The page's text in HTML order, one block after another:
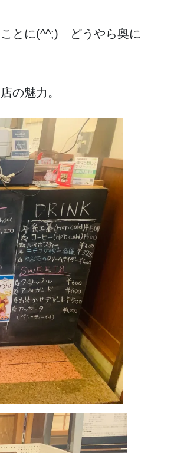
ことに(^^;) どうやら奥に
の魅力。